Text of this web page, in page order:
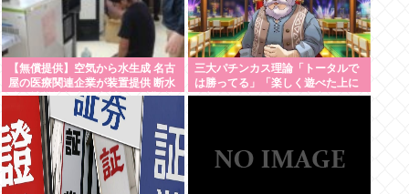
【無償提供】空気から水生成 名古
屋の医療関連企業が装置提供 断水
続く被災地熊本・氷川町の避難所
三大パチンカス理論「トータルで
は勝ってる」「楽しく遊べた上に
一部還元なんてむしろ良心的」